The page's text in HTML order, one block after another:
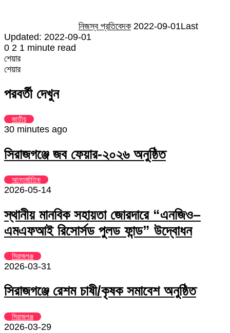
নিজস্ব প্রতিবেদক 2022-09-01Last
Updated: 2022-09-01
0 2 1 minute read
শেয়ার
Facebook
Twitter
LinkedIn
Skype
Messenger
Messenger
WhatsApp
Telegram
Share
Email
প্রিন্ট
শেয়ার
via
Email
পরবর্তী দেখুন
জাতীয়
30 minutes ago
সিরাজগঞ্জে জব ফেয়ার-২০২৬ অনুষ্ঠিত
আন্তর্জাতিক
2026-05-14
স্থানীয় মানবিক সহায়তা জোরদারে “এনজিও–
এমএফআই রিসোর্সড পুলড ফান্ড” উদ্বোধন
সিরাজগঞ্জ
2026-03-31
সিরাজগঞ্জে রেশম চাষী/কৃষক সমাবেশ অনুষ্ঠিত
সিরাজগঞ্জ
2026-03-29